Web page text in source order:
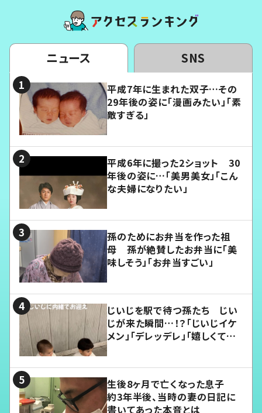
ニュース SNS
平成7年に生まれた双子…その
29年後の姿に「漫画みたい」「素
敵すぎる」
平成6年に撮った2ショット 30
年後の姿に…「美男美女」「こん
な夫婦になりたい」
孫のためにお弁当を作った祖
母 孫が絶賛したお弁当に「美
味しそう」「お弁当すごい」
じいじを駅で待つ孫たち じい
じが来た瞬間…！？「じいじイケ
メン」「デレッデレ」「嬉しくて可
生後8ヶ月で亡くなった息子
約3年半後、当時の妻の日記に
書いてあった本音とは